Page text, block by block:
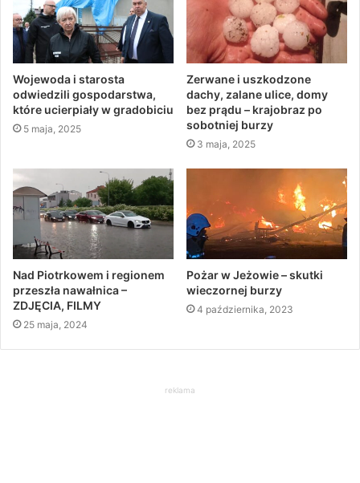
Wojewoda i starosta
odwiedzili gospodarstwa,
które ucierpiały w gradobiciu
5 maja, 2025
Zerwane i uszkodzone
dachy, zalane ulice, domy
bez prądu – krajobraz po
sobotniej burzy
3 maja, 2025
Nad Piotrkowem i regionem
przeszła nawałnica –
ZDJĘCIA, FILMY
25 maja, 2024
Pożar w Jeżowie – skutki
wieczornej burzy
4 października, 2023
reklama